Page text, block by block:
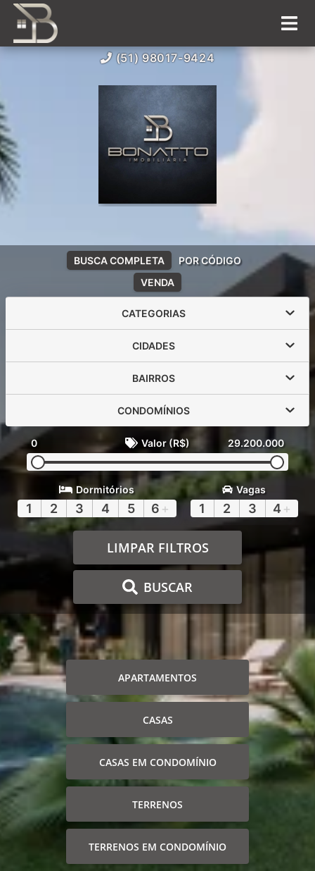
(51) 98017-9424
VENDA
BUSCA COMPLETA POR CÓDIGO
CATEGORIAS
CIDADES
BAIRROS
CONDOMÍNIOS
0 Valor (R$) 29.200.000
Dormitórios
1 2 3 4 5 6 +
Vagas
1 2 3 4 +
LIMPAR FILTROS
BUSCAR
APARTAMENTOS
CASAS
CASAS EM CONDOMÍNIO
TERRENOS
TERRENOS EM CONDOMÍNIO